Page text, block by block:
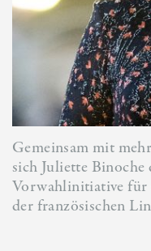
Gemeinsam mit
sich Juliette
Vorwahlinitiative für
der französischen